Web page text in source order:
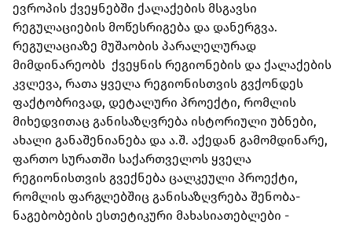
ევროპის ქვეყნებში ქალაქების მსგავსი
რეგულაციების მოწესრიგება და დანერგვა.
რეგულაციაზე მუშაობის პარალელურად
მიმდინარეობს ქვეყნის რეგიონების და ქალაქების
კვლევა, რათა ყველა რეგიონისთვის გვქონდეს
ფაქტობრივად, დეტალური პროექტი, რომლის
მიხედვითაც განისაზღვრება ისტორიული უბნები,
ახალი განაშენიანება და ა.შ. აქედან გამომდინარე,
ფართო სურათში საქართველოს ყველა
რეგიონისთვის გვექნება ცალკეული პროექტი,
რომლის ფარგლებშიც განისაზღვრება შენობა-
ნაგებობების ესთეტიკური მახასიათებლები -